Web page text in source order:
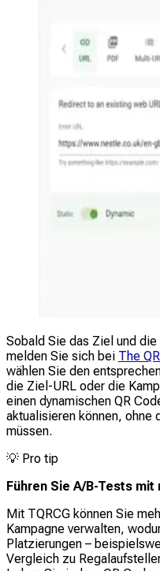
Sobald Sie das Ziel und
melden Sie sich bei The
wählen Sie den
die Ziel-URL oder die
einen dynamischen QR
aktualisieren können, ohne
müssen.
💡 Pro tip
Führen Sie A/B-Tests mit
Mit TQRCG können Sie
Kampagne verwalten,
Platzierungen –
Vergleich zu